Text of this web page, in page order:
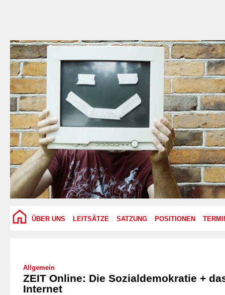
ÜBER UNS LEITSÄTZE SATZUNG POSITIONEN
Allgemein
ZEIT Online: Die Sozialdemokratie +
Internet